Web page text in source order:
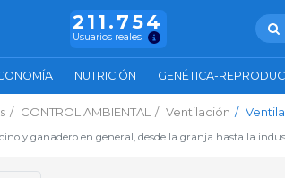
211.754
Usuarios reales
NUTRICIÓN GENÉTICA-
CONTROL AMBIENTAL Ventilación
y ganadero en general, desde la granja hasta la